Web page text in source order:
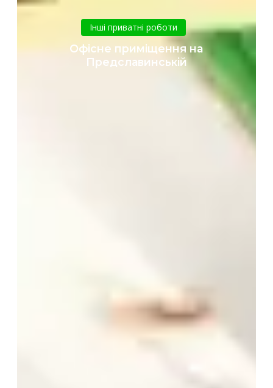
приміщення
на
Предславинській
Інші приватні роботи
Офісне приміщення на
Предславинській